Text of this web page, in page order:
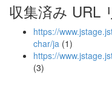
収集済み URL
https://
char/ja (1)
https://
(3)